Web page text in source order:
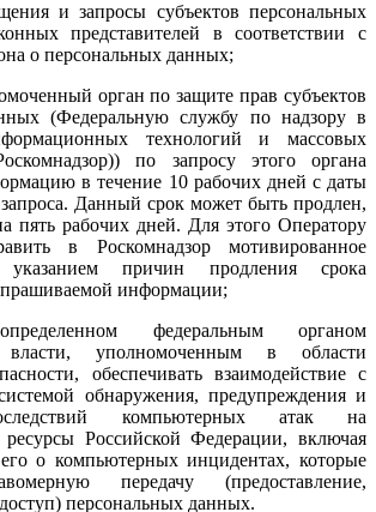
и запросы субъектов персональных
представителей в соответствии с
о персональных данных;
орган по защите прав субъектов
(Федеральную службу по надзору в
технологий и массовых
по запросу этого органа
в течение 10 рабочих дней с даты
Данный срок может быть продлен,
пять рабочих дней. Для этого Оператору
в Роскомнадзор мотивированное
причин продления срока
информации;
федеральным органом
власти, уполномоченным в области
обеспечивать взаимодействие с
обнаружения, предупреждения и
компьютерных атак на
Российской Федерации, включая
о компьютерных инцидентах, которые
передачу (предоставление,
персональных данных.